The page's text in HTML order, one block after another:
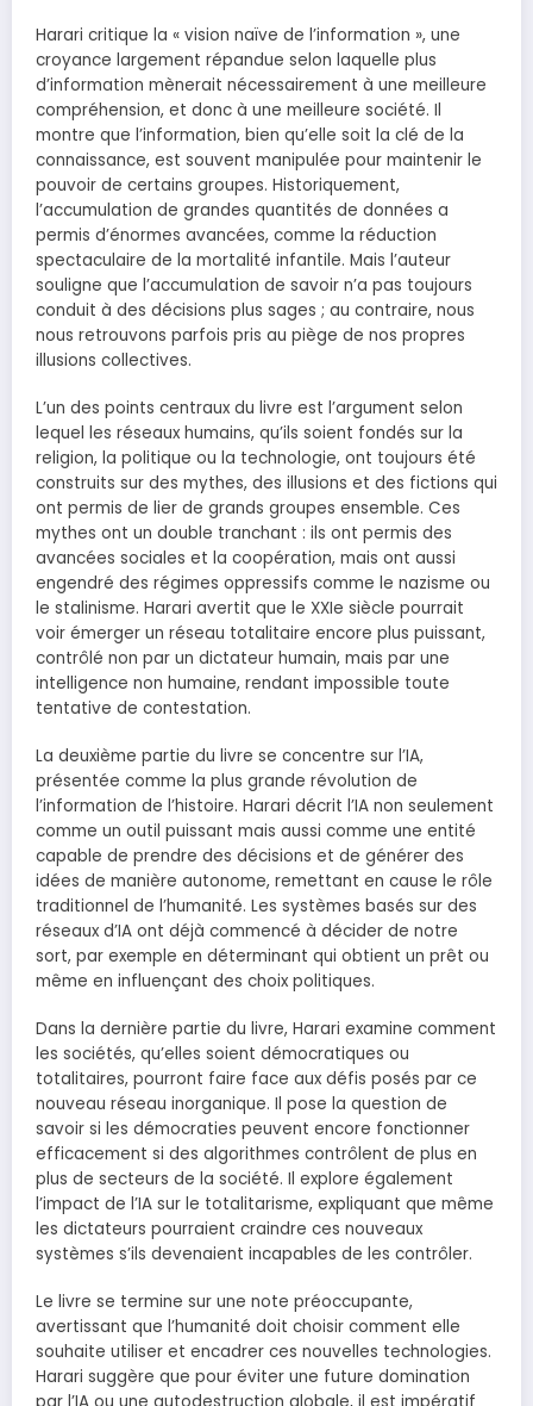
Harari critique la « vision naïve de l’information », une
croyance largement répandue selon laquelle plus
d’information mènerait nécessairement à une meilleure
compréhension, et donc à une meilleure société. Il
montre que l’information, bien qu’elle soit la clé de la
connaissance, est souvent manipulée pour maintenir le
pouvoir de certains groupes. Historiquement,
l’accumulation de grandes quantités de données a
permis d’énormes avancées, comme la réduction
spectaculaire de la mortalité infantile. Mais l’auteur
souligne que l’accumulation de savoir n’a pas toujours
conduit à des décisions plus sages ; au contraire, nous
nous retrouvons parfois pris au piège de nos propres
illusions collectives.
L’un des points centraux du livre est l’argument selon
lequel les réseaux humains, qu’ils soient fondés sur la
religion, la politique ou la technologie, ont toujours été
construits sur des mythes, des illusions et des fictions qui
ont permis de lier de grands groupes ensemble. Ces
mythes ont un double tranchant : ils ont permis des
avancées sociales et la coopération, mais ont aussi
engendré des régimes oppressifs comme le nazisme ou
le stalinisme. Harari avertit que le XXIe siècle pourrait
voir émerger un réseau totalitaire encore plus puissant,
contrôlé non par un dictateur humain, mais par une
intelligence non humaine, rendant impossible toute
tentative de contestation.
La deuxième partie du livre se concentre sur l’IA,
présentée comme la plus grande révolution de
l’information de l’histoire. Harari décrit l’IA non seulement
comme un outil puissant mais aussi comme une entité
capable de prendre des décisions et de générer des
idées de manière autonome, remettant en cause le rôle
traditionnel de l’humanité. Les systèmes basés sur des
réseaux d’IA ont déjà commencé à décider de notre
sort, par exemple en déterminant qui obtient un prêt ou
même en influençant des choix politiques.
Dans la dernière partie du livre, Harari examine comment
les sociétés, qu’elles soient démocratiques ou
totalitaires, pourront faire face aux défis posés par ce
nouveau réseau inorganique. Il pose la question de
savoir si les démocraties peuvent encore fonctionner
efficacement si des algorithmes contrôlent de plus en
plus de secteurs de la société. Il explore également
l’impact de l’IA sur le totalitarisme, expliquant que même
les dictateurs pourraient craindre ces nouveaux
systèmes s’ils devenaient incapables de les contrôler.
Le livre se termine sur une note préoccupante,
avertissant que l’humanité doit choisir comment elle
souhaite utiliser et encadrer ces nouvelles technologies.
Harari suggère que pour éviter une future domination